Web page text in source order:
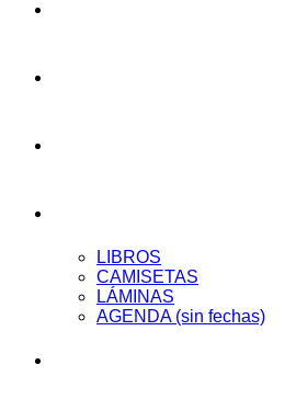
LIBROS
CAMISETAS
LÁMINAS
AGENDA (sin fechas)